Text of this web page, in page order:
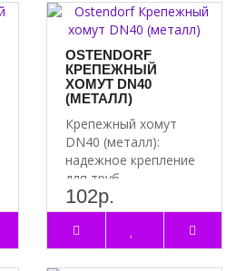
OSTENDORF
КРЕПЕЖНЫЙ
ХОМУТ DN40
(МЕТАЛЛ)
Крепежный хомут
DN40 (металл):
надежное крепление
для труб
Преимущества
крепежного хомута
DN40 ..
102р.